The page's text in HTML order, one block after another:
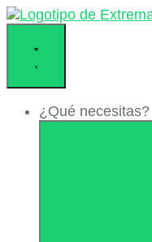
Ir
contenido
¿Qué necesitas?